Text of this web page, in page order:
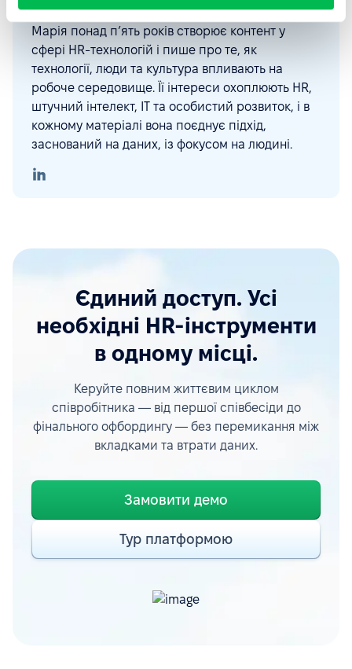
Марія понад п’ять років створює контент у
сфері HR-технологій і пише про те, як
технології, люди та культура впливають на
робоче середовище. Її інтереси охоплюють HR,
штучний інтелект, ІТ та особистий розвиток, і в
кожному матеріалі вона поєднує підхід,
заснований на даних, із фокусом на людині.
Єдиний доступ. Усі
необхідні HR-інструменти
в одному місці.
Керуйте повним життєвим циклом
співробітника — від першої співбесіди до
фінального офбордингу — без перемикання між
вкладками та втрати даних.
Замовити демо
Тур платформою